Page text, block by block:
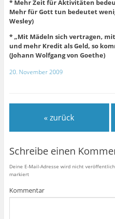
* Mehr Zeit für Aktivitäten
Mehr für Gott tun bedeutet
Wesley)
* „Mit Mädeln sich vertragen,
und mehr Kredit als Geld, so
(Johann Wolfgang von Goethe)
20. November 2009
« zurück
Schreibe einen
Deine E-Mail-Adresse wird nicht
markiert
Kommentar